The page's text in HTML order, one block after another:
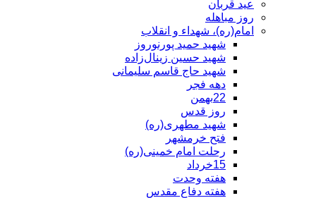
عید قربان
روز مباهله
امام(ره)، شهداء و انقلاب
شهید حمید پورنوروز
شهید حسین زینال‌زاده
شهید حاج قاسم سلیمانی
دهه فجر
22بهمن
روز قدس
شهید مطهری(ره)
فتح خرمشهر
رحلت امام خمینی(ره)
15خرداد
هفته وحدت
هفته دفاع مقدس